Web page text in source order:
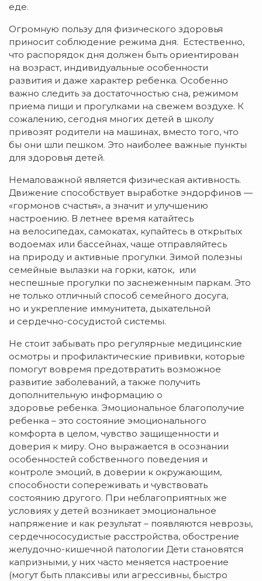
еде.
Огромную пользу для физического здоровья
приносит соблюдение режима дня. Естественно,
что распорядок дня должен быть ориентирован
на возраст, индивидуальные особенности
развития и даже характер ребенка. Особенно
важно следить за достаточностью сна, режимом
приема пищи и прогулками на свежем воздухе. К
сожалению, сегодня многих детей в школу
привозят родители на машинах, вместо того, что
бы они шли пешком. Это наиболее важные пункты
для здоровья детей.
Немаловажной является физическая активность.
Движение способствует выработке эндорфинов —
«гормонов счастья», а значит и улучшению
настроению. В летнее время катайтесь
на велосипедах, самокатах, купайтесь в открытых
водоемах или бассейнах, чаще отправляйтесь
на природу и активные прогулки. Зимой полезны
семейные вылазки на горки, каток, или
неспешные прогулки по заснеженным паркам. Это
не только отличный способ семейного досуга,
но и укрепление иммунитета, дыхательной
и сердечно-сосудистой системы.
Не стоит забывать про регулярные медицинские
осмотры и профилактические прививки, которые
помогут вовремя предотвратить возможное
развитие заболеваний, а также получить
дополнительную информацию о
здоровье ребенка. Эмоциональное благополучие
ребенка – это состояние эмоционального
комфорта в целом, чувство защищенности и
доверия к миру. Оно выражается в осознании
особенностей собственного поведения и
контроле эмоций, в доверии к окружающим,
способности сопереживать и чувствовать
состоянию другого. При неблагоприятных же
условиях у детей возникает эмоциональное
напряжение и как результат – появляются неврозы,
сердечнососудистые расстройства, обострение
желудочно-кишечной патологии Дети становятся
капризными, у них часто меняется настроение
(могут быть плаксивы или агрессивны, быстро